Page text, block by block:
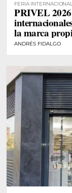
FERIA
PRIVEL
la marca
ANDRÉS FIDALGO